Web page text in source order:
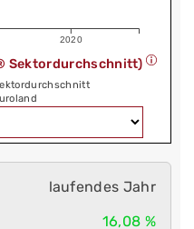
2020
Sektordurchschnitt)
laufendes Jahr
16,08 %